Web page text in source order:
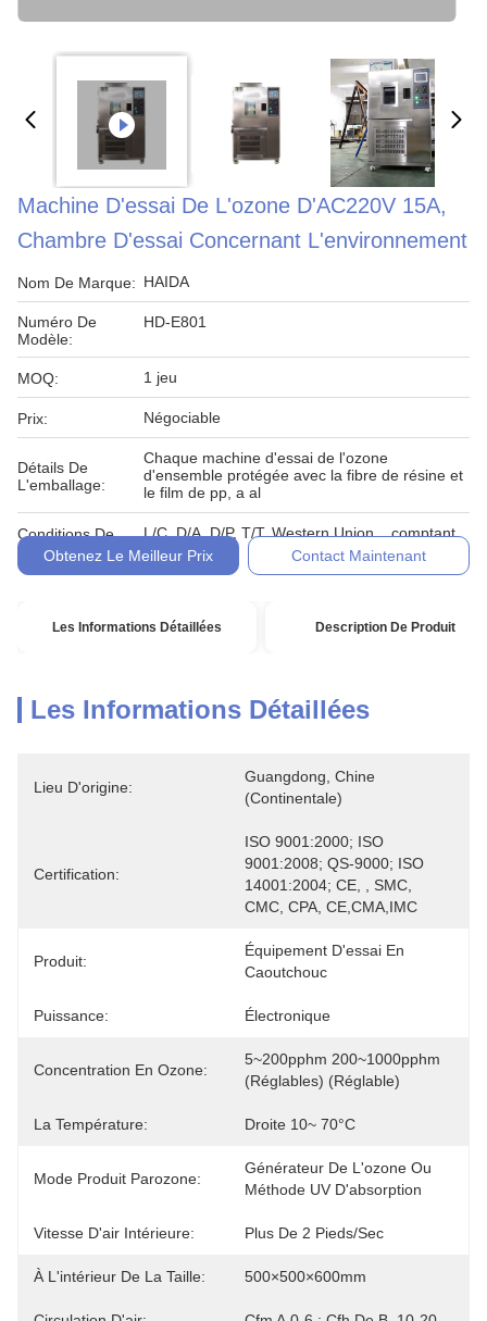
Machine D'essai De L'ozone D'AC220V 15A,
Chambre D'essai Concernant L'environnement
Nom De Marque: HAIDA
Numéro De
Modèle:
HD-E801
MOQ: 1 jeu
Prix: Négociable
Détails De
L'emballage:
Chaque machine d'essai de l'ozone
d'ensemble protégée avec la fibre de résine et
le film de pp, a al
Conditions De
Paiement:
L/C, D/A, D/P, T/T, Western Union, , comptant,
engagement
Obtenez Le Meilleur Prix Contact Maintenant
Les Informations Détaillées Description De Produit
Les Informations Détaillées
Lieu D'origine:
Guangdong, Chine
(continentale)
Certification:
ISO 9001:2000; ISO
9001:2008; QS-9000; ISO
14001:2004; CE, , SMC,
CMC, CPA, CE,CMA,IMC
Produit:
Équipement D'essai En
Caoutchouc
Puissance: Électronique
Concentration En Ozone:
5~200pphm 200~1000pphm
(réglables) (réglable)
La Température: Droite 10~ 70°C
Mode Produit Parozone:
Générateur De L'ozone Ou
Méthode UV D'absorption
Vitesse D'air Intérieure: Plus De 2 Pieds/sec
À L'intérieur De La Taille: 500×500×600mm